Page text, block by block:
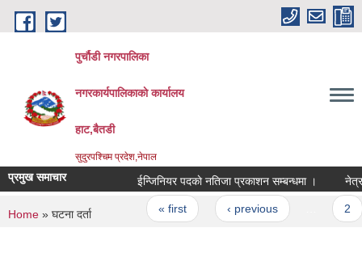
Skip to main content
पुर्चौडी नगरपालिका
नगरकार्यपालिकाकाे कार्यालय
हाट,बैतडी
सुदुरपश्चिम प्रदेश,नेपाल
प्रमुख समाचार ईन्जिनियर पदकाे नतिजा प्रकाशन सम्बन्धमा । नेत्र
Pages
« first ‹ previous
You are here
Home » घटना दर्ता